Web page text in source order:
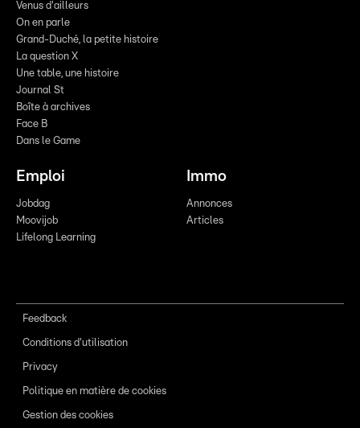
Venus d'ailleurs
On en parle
Grand-Duché, la petite histoire
La question X
Une table, une histoire
Journal St
Boîte à archives
Face B
Dans le Game
Emploi
Jobdag
Moovijob
Lifelong Learning
Immo
Annonces
Articles
Feedback
Conditions d'utilisation
Privacy
Politique en matière de cookies
Gestion des cookies